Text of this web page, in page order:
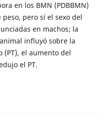
en los BMN (PDBBMN)
pero sí el sexo del
en machos; la
influyó sobre la
el aumento del
el PT.